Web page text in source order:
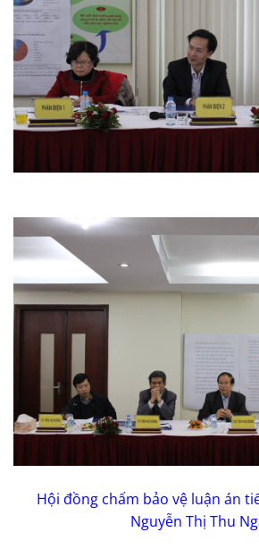
Hội đồng chấm bảo vệ luận án
Nguyễn Thị Thu